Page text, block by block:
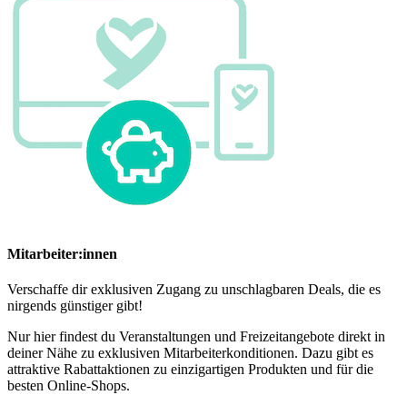
Mitarbeiter:innen
Verschaffe dir exklusiven Zugang zu unschlagbaren Deals, die es
nirgends günstiger gibt!
Nur hier findest du Veranstaltungen und Freizeitangebote direkt in
deiner Nähe zu exklusiven Mitarbeiterkonditionen. Dazu gibt es
attraktive Rabattaktionen zu einzigartigen Produkten und für die
besten Online-Shops.